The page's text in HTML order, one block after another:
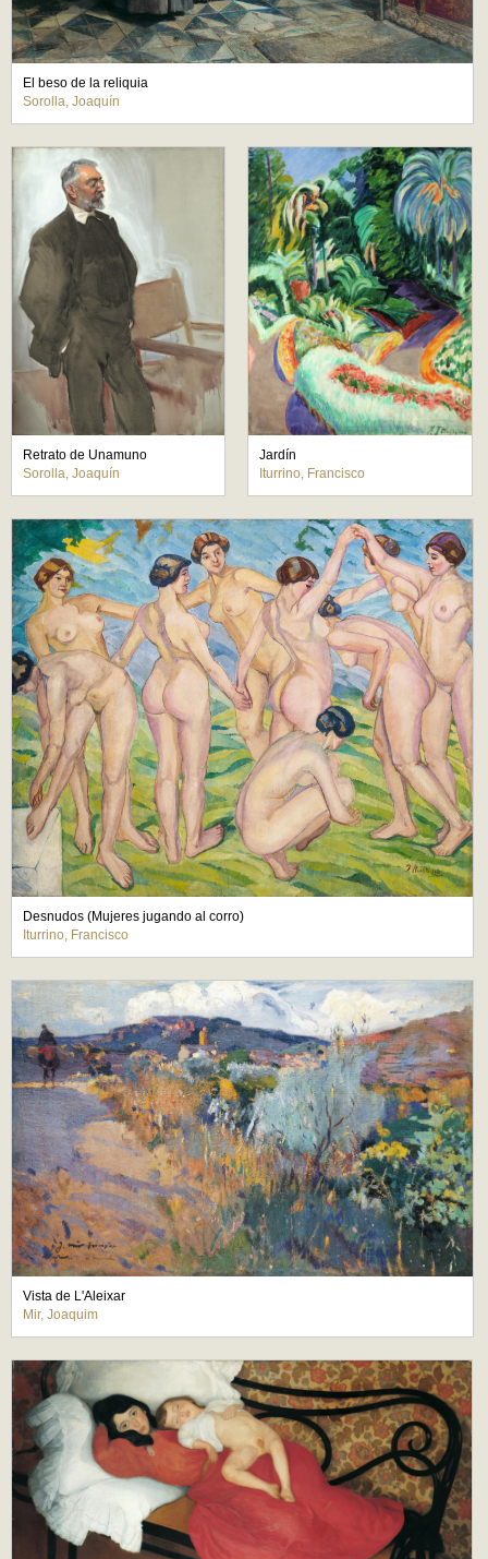
El beso de la reliquia
Sorolla, Joaquín
Retrato de Unamuno
Sorolla, Joaquín
Jardín
Iturrino, Francisco
Desnudos (Mujeres jugando al corro)
Iturrino, Francisco
Vista de L'Aleixar
Mir, Joaquim